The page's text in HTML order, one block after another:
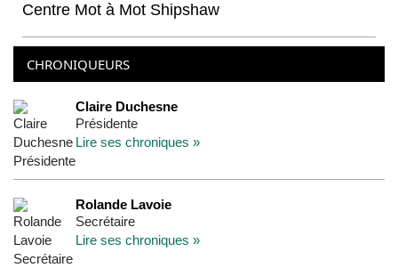
Centre Mot à Mot Shipshaw
CHRONIQUEURS
Claire Duchesne
Présidente
Lire ses chroniques »
Rolande Lavoie
Secrétaire
Lire ses chroniques »